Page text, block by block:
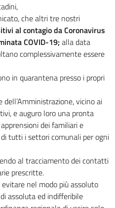
che altri tre nostri
al contagio da Coronavirus
COVID-19;alla data
complessivamente essere
in quarantena presso i propri
vicino ai
e auguro loro una pronta
dei familiari e
tutti i settori comunali per ogni
al tracciamento dei contatti
prescritte.
evitare nel modo più assoluto
assoluta ed indifferibile